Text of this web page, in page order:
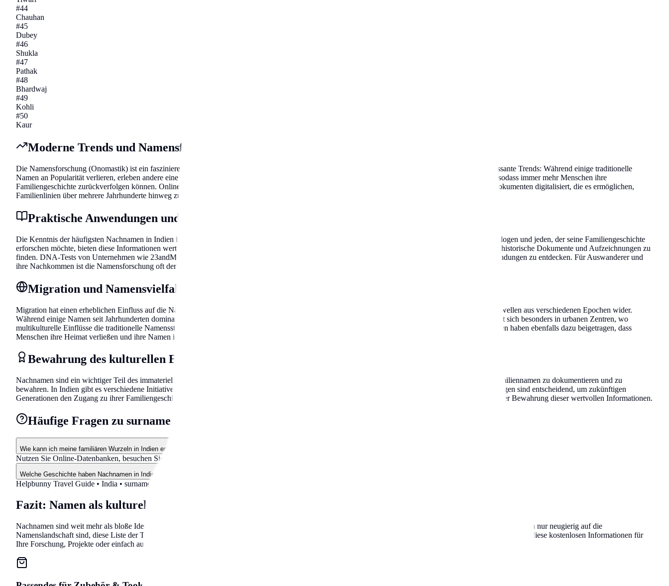
#44
Chauhan
#45
Dubey
#46
Shukla
#47
Pathak
#48
Bhardwaj
#49
Kohli
#50
Kaur
Moderne Trends und Namensforschung
Die Namensforschung (Onomastik) ist ein faszinierendes Feld, das Linguistik, Geschichte und Soziologie verbindet. In Indien beobachten Forscher interessante Trends: Während einige traditionelle
Namen an Popularität verlieren, erleben andere eine Renaissance. Die Digitalisierung hat auch neue Möglichkeiten für genealogische Forschung eröffnet, sodass immer mehr Menschen ihre
Familiengeschichte zurückverfolgen können. Online-Datenbanken wie Ancestry.com, MyHeritage und FamilySearch haben Millionen von historischen Dokumenten digitalisiert, die es ermöglichen,
Familienlinien über mehrere Jahrhunderte hinweg zu verfolgen.
Praktische Anwendungen und Genealogie
Die Kenntnis der häufigsten Nachnamen in Indien ist nicht nur akademisch interessant, sondern auch praktisch nützlich. Für Genealogen, Historiker, Soziologen und jeden, der seine Familiengeschichte
erforschen möchte, bieten diese Informationen wertvolle Anhaltspunkte. Viele Online-Datenbanken und Archive nutzen Nachnamen als Suchkriterien, um historische Dokumente und Aufzeichnungen zu
finden. DNA-Tests von Unternehmen wie 23andMe oder AncestryDNA können zusätzlich helfen, geografische Ursprünge und verwandtschaftliche Verbindungen zu entdecken. Für Auswanderer und
ihre Nachkommen ist die Namensforschung oft der Schlüssel, um ihre Wurzeln im Herkunftsland zu finden.
Migration und Namensvielfalt
Migration hat einen erheblichen Einfluss auf die Namenslandschaft eines Landes. In Indien spiegeln sich in den häufigsten Nachnamen oft Einwanderungswellen aus verschiedenen Epochen wider.
Während einige Namen seit Jahrhunderten dominant sind, haben neuere Migrationsbewegungen zu einer größeren Vielfalt geführt. Diese Entwicklung zeigt sich besonders in urbanen Zentren, wo
multikulturelle Einflüsse die traditionelle Namensstruktur bereichern. Historische Ereignisse wie Kriege, wirtschaftliche Krisen oder politische Umwälzungen haben ebenfalls dazu beigetragen, dass
Menschen ihre Heimat verließen und ihre Namen in neue Regionen brachten.
Bewahrung des kulturellen Erbes
Nachnamen sind ein wichtiger Teil des immateriellen Kulturerbes. Viele Länder und Organisationen arbeiten daran, die Geschichte und Bedeutung von Familiennamen zu dokumentieren und zu
bewahren. In Indien gibt es verschiedene Initiativen, die sich der Namensforschung widmen und historische Aufzeichnungen digitalisieren. Diese Bemühungen sind entscheidend, um zukünftigen
Generationen den Zugang zu ihrer Familiengeschichte zu ermöglichen. Archive, Museen und genealogische Gesellschaften spielen eine zentrale Rolle bei der Bewahrung dieser wertvollen Informationen.
Häufige Fragen zu surnames in Indien
Wie kann ich meine familiären Wurzeln in Indien erforschen?
Nutzen Sie Online-Datenbanken, besuchen Sie lokale Archive in Indien oder machen Sie einen DNA-Test, um mehr über Ihre Abstammung zu erfahren.
Welche Geschichte haben Nachnamen in Indien?
Helpbunny Travel Guide • India • surnames
Fazit: Namen als kulturelles Erbe
Nachnamen sind weit mehr als bloße Identifikatoren – sie sind Fenster in die Geschichte und Kultur von Indien. Ob Sie Ihre eigenen Wurzeln erforschen oder einfach nur neugierig auf die
Namenslandschaft sind, diese Liste der Top 50 Nachnamen bietet einen faszinierenden Einblick in die demografische und kulturelle Vielfalt des Landes. Nutzen Sie diese kostenlosen Informationen für
Ihre Forschung, Projekte oder einfach aus Interesse an der reichen Namenstradition.